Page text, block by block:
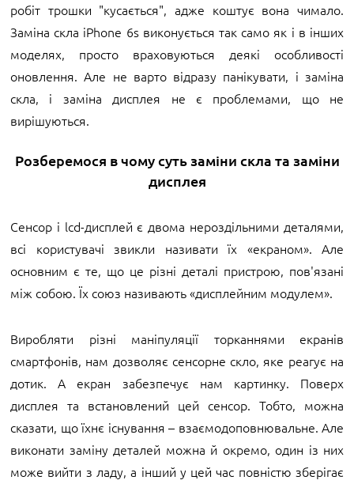
робіт трошки "кусається", адже коштує вона чимало.
Заміна скла iPhone 6s виконується так само як і в інших
моделях, просто враховуються деякі особливості
оновлення. Але не варто відразу панікувати, і заміна
скла, і заміна дисплея не є проблемами, що не
вирішуються.
Розберемося в чому суть заміни скла та заміни
дисплея
Сенсор і lcd-дисплей є двома нероздільними деталями,
всі користувачі звикли називати їх «екраном». Але
основним є те, що це різні деталі пристрою, пов'язані
між собою. Їх союз називають «дисплейним модулем».
Виробляти різні маніпуляції торканнями екранів
смартфонів, нам дозволяє сенсорне скло, яке реагує на
дотик. А екран забезпечує нам картинку. Поверх
дисплея та встановлений цей сенсор. Тобто, можна
сказати, що їхнє існування – взаємодоповнювальне. Але
виконати заміну деталей можна й окремо, один із них
може вийти з ладу, а інший у цей час повністю зберігає